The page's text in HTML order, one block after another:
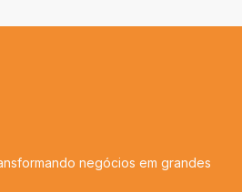
negócios em grandes